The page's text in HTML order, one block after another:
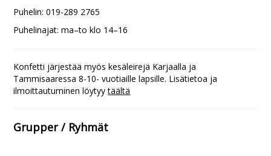
Puhelin: 019-289 2765
Puhelinajat: ma–to klo 14–16
Konfetti järjestää myös kesäleirejä Karjaalla ja
Tammisaaressa 8-10- vuotiaille lapsille. Lisätietoa ja
ilmoittautuminen löytyytäältä
Grupper / Ryhmät